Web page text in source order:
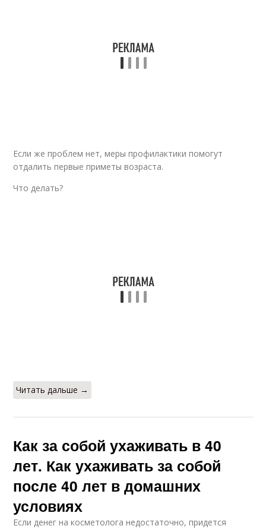
Если же проблем нет, меры профилактики помогут
отдалить первые приметы возраста.
Что делать?
Читать дальше →
Как за собой ухаживать в 40
лет. Как ухаживать за собой
после 40 лет в домашних
условиях
Если денег на косметолога недостаточно, придется